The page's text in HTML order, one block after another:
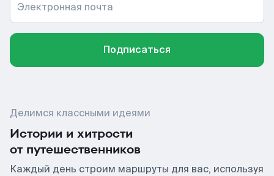
Электронная почта
Подписаться
Делимся классными идеями
Истории и хитрости
от путешественников
Каждый день строим маршруты для вас, используя